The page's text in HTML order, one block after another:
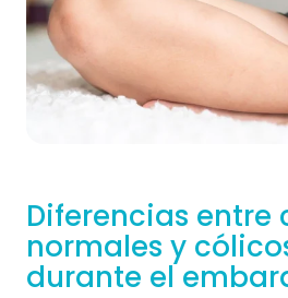
Diferencias entre
normales y
durante el